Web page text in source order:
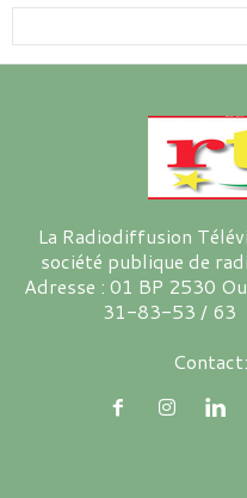
La Radiodiffusion
société publique de
Adresse : 01 BP 2530
31-83-53 / 63
Contact: